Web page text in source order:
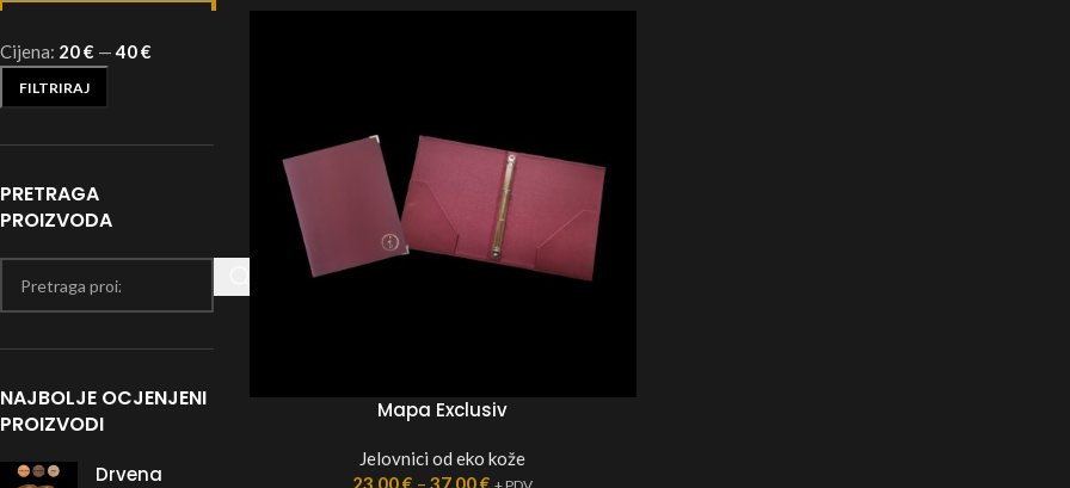
FILTRIRAJ
Cijena: 20 € —40 €
PRETRAGA
PROIZVODA
NAJBOLJE OCJENJENI
PROIZVODI
Drvena
Mapa Exclusiv
Jelovnici od eko kože